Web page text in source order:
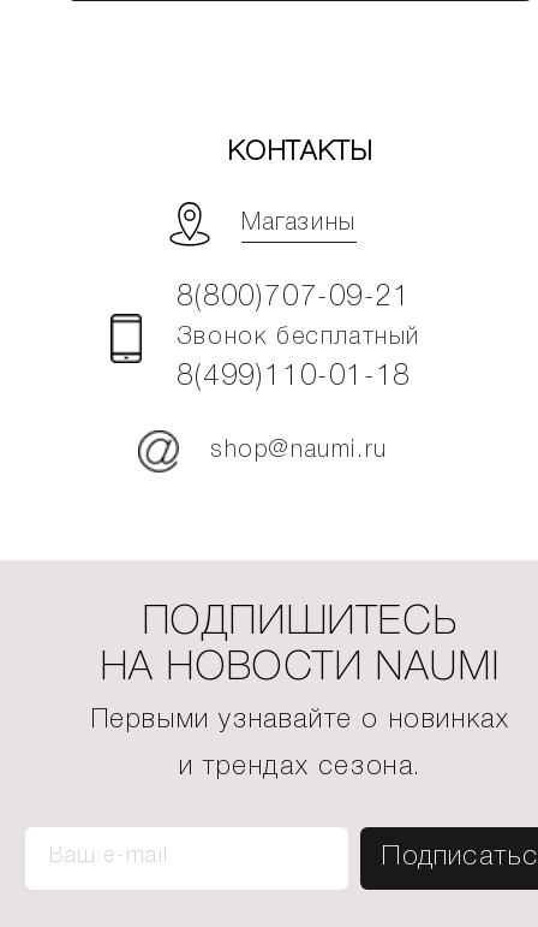
КОНТАКТЫ
Магазины
8(800)707-09-21
Звонок бесплатный
8(499)110-01-18
shop@naumi.ru
ПОДПИШИТЕСЬ
НА НОВОСТИ NAUMI
Первыми узнавайте о новинках
и трендах сезона.